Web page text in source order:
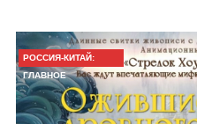
РОССИЯ-КИТАЙ:
ГЛАВНОЕ